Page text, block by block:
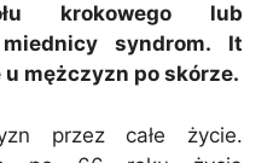
krokowego lub
syndrom. It
mężczyzn po skórze.
przez całe życie.